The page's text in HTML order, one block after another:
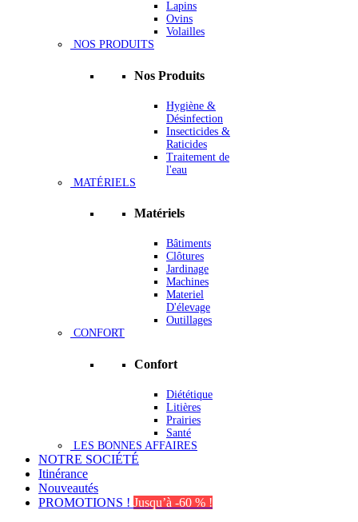
Lapins
Ovins
Volailles
NOS PRODUITS
Nos Produits
Hygiène &
Désinfection
Insecticides &
Raticides
Traitement de
l'eau
MATÉRIELS
Matériels
Bâtiments
Clôtures
Jardinage
Machines
Materiel
D'élevage
Outillages
CONFORT
Confort
Diététique
Litières
Prairies
Santé
LES BONNES AFFAIRES
NOTRE SOCIÉTÉ
Itinérance
Nouveautés
PROMOTIONS ! Jusqu’à -60 % !